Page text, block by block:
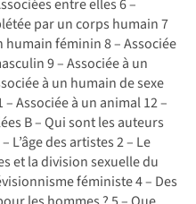
entre elles 6 –
par un corps humain 7
humain féminin 8 – Associée
9 – Associée à un
à un humain de sexe
Associée à un animal 12 –
B – Qui sont les auteurs
L’âge des artistes 2 – Le
et la division sexuelle du
féministe 4 – Des